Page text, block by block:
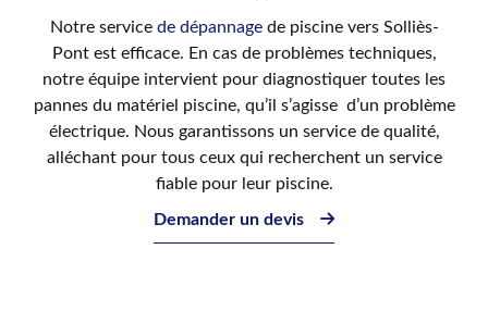
Notre service de dépannagede piscine vers Solliès-
Pont est efficace. En cas de problèmes techniques,
notre équipe intervient pour diagnostiquer toutes les
pannes du matériel piscine, qu’il s’agisse d’un problème
électrique. Nous garantissons un service de qualité,
alléchant pour tous ceux qui recherchent un service
fiable pour leur piscine.
Demander un devis